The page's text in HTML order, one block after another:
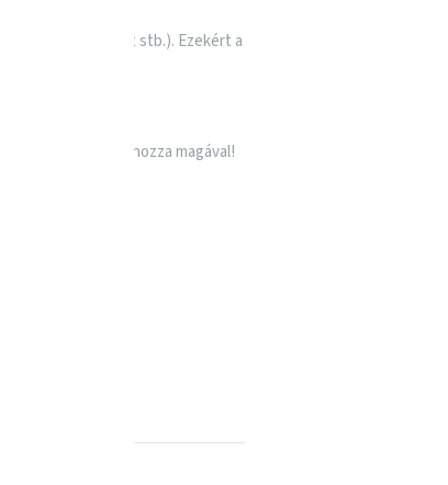
(telefon, tablet stb.). Ezekért a
mindenki hozza magával!